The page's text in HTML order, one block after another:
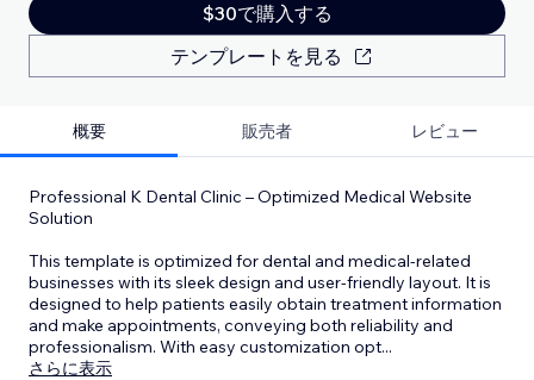
$30で購入する
テンプレートを見る
概要 販売者 レビュー
Professional K Dental Clinic – Optimized Medical Website
Solution
This template is optimized for dental and medical-related
businesses with its sleek design and user-friendly layout. It is
designed to help patients easily obtain treatment information
and make appointments, conveying both reliability and
professionalism. With easy customization opt...
さらに表示